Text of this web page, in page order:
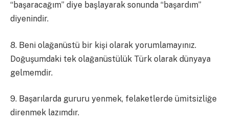
“başaracağım” diye başlayarak sonunda “başardım”
diyenindir.
8. Beni olağanüstü bir kişi olarak yorumlamayınız.
Doğuşumdaki tek olağanüstülük Türk olarak dünyaya
gelmemdir.
9. Başarılarda gururu yenmek, felaketlerde ümitsizliğe
direnmek lazımdır.